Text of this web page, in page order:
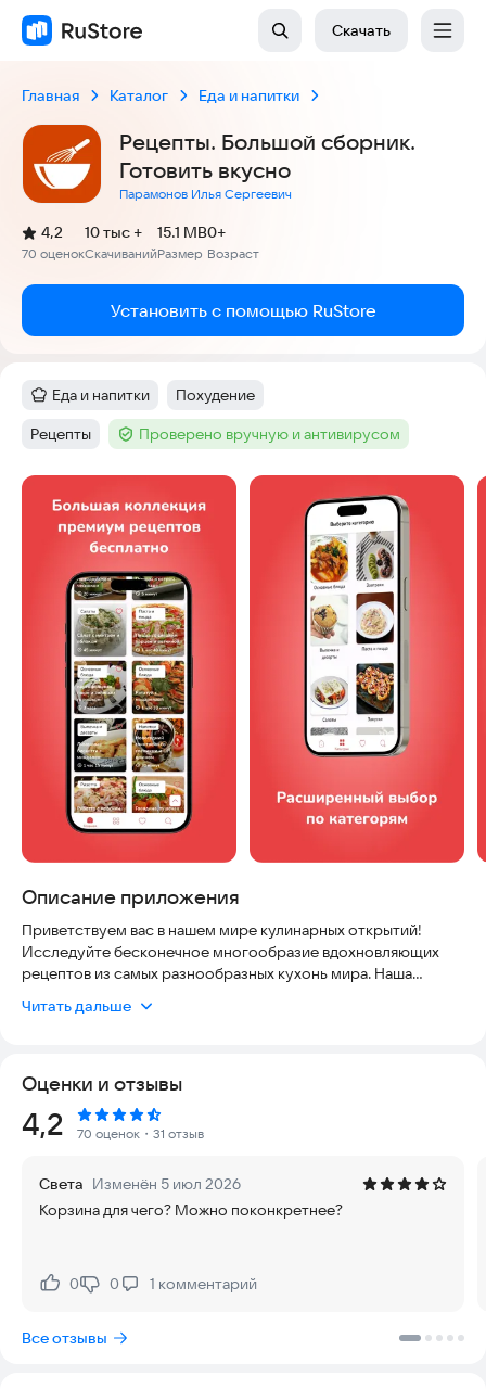
Скачать
Главная Каталог Еда и напитки
Рецепты. Большой сборник.
Готовить вкусно
Парамонов Илья Сергеевич
Рейтинг:
4,2
(
70 оценок
)
Скачиваний
10 тыс +
Размер
15.1 MB
Возраст
0+
Установить с помощью RuStore
Категория:
Еда и напитки Тег:
Похудение
Тег:
Рецепты Тег :Проверено вручную и антивирусом
Скриншоты
Описание приложения
Приветствуем вас в нашем мире кулинарных открытий!
Исследуйте бесконечное многообразие вдохновляющих
рецептов из самых разнообразных кухонь мира. Наша
обнаружить широкий спектр блюд – от аутентичных классик
многого другого.
Мы погружаем вас в мир кулинарного искусства, предлагая
рецепты, которые удовлетворят любой вкус и уровень
начинающий повар или опытный гастроном — у нас найдется
что-то по вашему вкусу.
персональных кулинарных коллекций, добавления любимых
рецептов в избранное и легкость в обмене ими с друзьями.
блюд вместе с нашим приложением! Погрузитесь в мир
Читать дальше
Оценки и отзывы
Рейтинг:
4,2 70 оценок ・31 отзыв
Света Изменён 5 июл 2026
Корзина для чего? Можно поконкретнее?
Нравится:
0Не нравится:
0 1 комментарий
Все отзывы